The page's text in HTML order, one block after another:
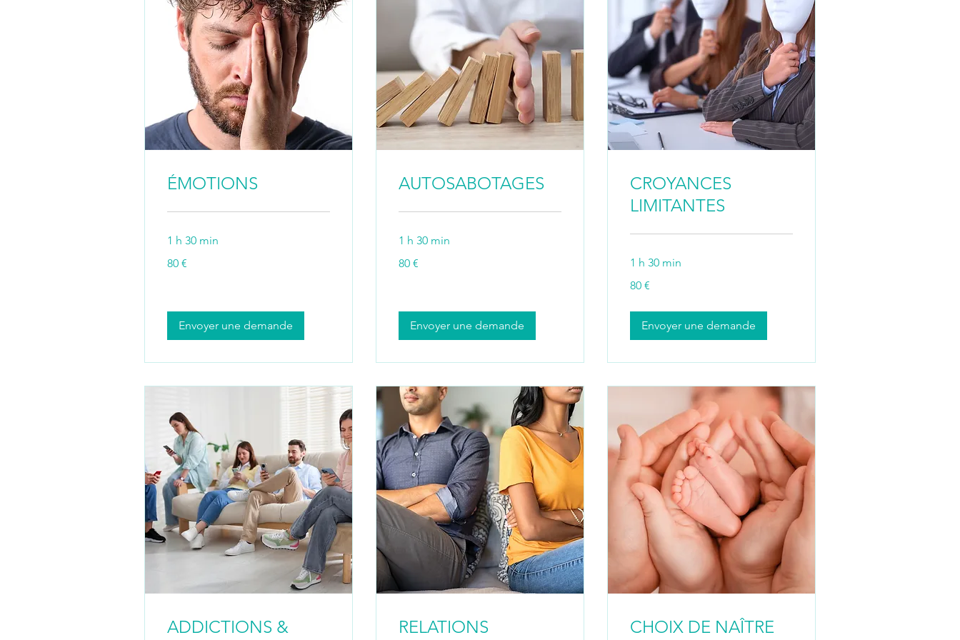
ÉMOTIONS
1 h 30 min
euros
80 €
Envoyer une demande
AUTOSABOTAGES
1 h 30 min
euros
80 €
Envoyer une demande
CROYANCES
LIMITANTES
1 h 30 min
euros
80 €
Envoyer une demande
ADDICTIONS &
RELATIONS CHOIX DE NAÎTRE